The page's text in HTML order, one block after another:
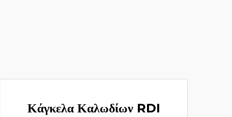
Κάγκελα Καλωδίων RDI